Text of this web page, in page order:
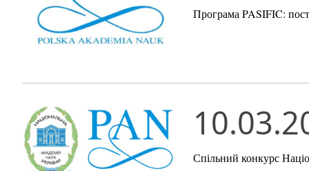
Програма PASIFIC:
Спільний конкурс